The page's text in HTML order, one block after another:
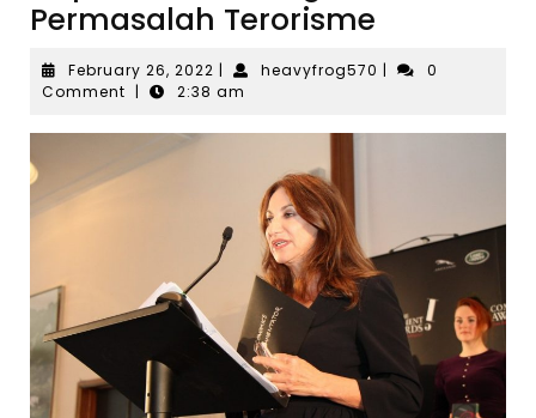
Permasalah Terorisme
February 26, 2022 February
26,
| heavyfrog570 heavyfrog570
|
0
Comment | 2:38 am